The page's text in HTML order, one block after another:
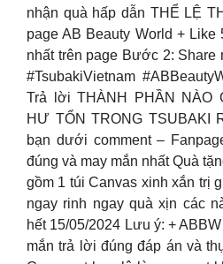
nhận quà hấp dẫn THỂ LỆ
page AB Beauty World + Like
nhất trên page Bước 2: Share
#TsubakiVietnam
Trả lời THÀNH PHẦN NÀO
HƯ TỔN TRONG TSUBAKI
bạn dưới comment –
đúng và may mắn nhất Quà
gồm 1 túi Canvas xinh xắn trị
ngay rinh ngay quà xịn các
hết 15/05/2024 Lưu ý: +
mắn trả lời đúng đáp án và